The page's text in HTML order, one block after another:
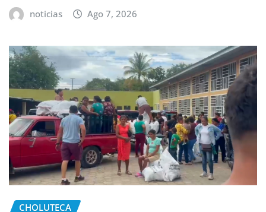
noticias Ago 7, 2026
CHOLUTECA